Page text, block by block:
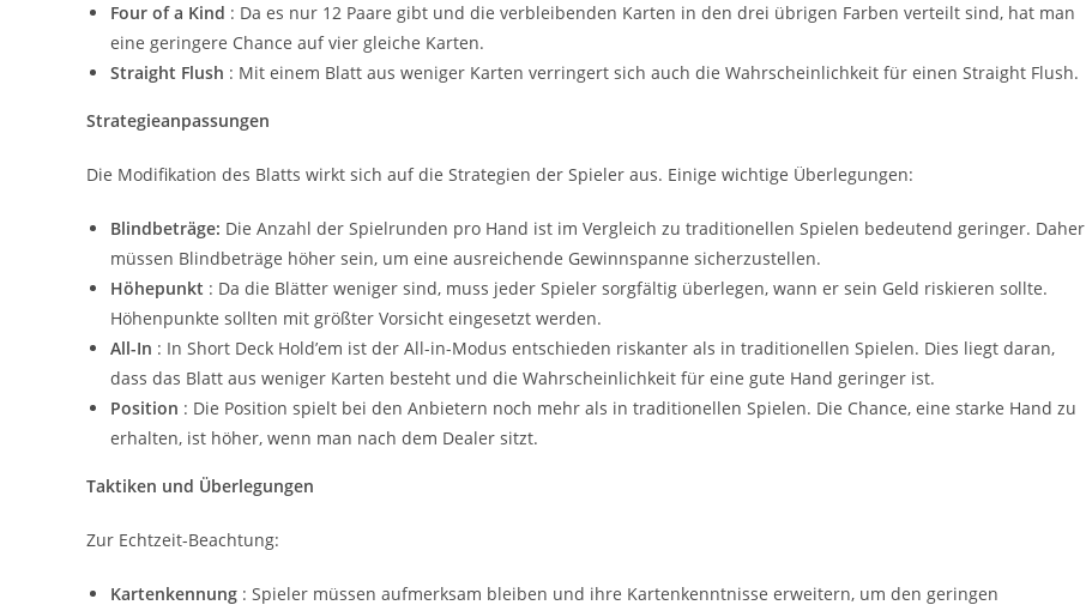
Four of a Kind : Da es nur 12 Paare gibt und die verbleibenden Karten in den drei übrigen Farben verteilt sind, hat man
eine geringere Chance auf vier gleiche Karten.
Straight Flush : Mit einem Blatt aus weniger Karten verringert sich auch die Wahrscheinlichkeit für einen Straight Flush.
Strategieanpassungen
Die Modifikation des Blatts wirkt sich auf die Strategien der Spieler aus. Einige wichtige Überlegungen:
Blindbeträge: Die Anzahl der Spielrunden pro Hand ist im Vergleich zu traditionellen Spielen bedeutend geringer. Daher
müssen Blindbeträge höher sein, um eine ausreichende Gewinnspanne sicherzustellen.
Höhepunkt : Da die Blätter weniger sind, muss jeder Spieler sorgfältig überlegen, wann er sein Geld riskieren sollte.
Höhenpunkte sollten mit größter Vorsicht eingesetzt werden.
All-In : In Short Deck Hold’em ist der All-in-Modus entschieden riskanter als in traditionellen Spielen. Dies liegt daran,
dass das Blatt aus weniger Karten besteht und die Wahrscheinlichkeit für eine gute Hand geringer ist.
Position : Die Position spielt bei den Anbietern noch mehr als in traditionellen Spielen. Die Chance, eine starke Hand zu
erhalten, ist höher, wenn man nach dem Dealer sitzt.
Taktiken und Überlegungen
Zur Echtzeit-Beachtung:
Kartenkennung : Spieler müssen aufmerksam bleiben und ihre Kartenkenntnisse erweitern, um den geringen